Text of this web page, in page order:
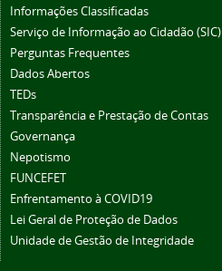
Informações Classificadas
Serviço de Informação ao Cidadão (SIC)
Perguntas Frequentes
Dados Abertos
TEDs
Transparência e Prestação de Contas
Governança
Nepotismo
FUNCEFET
Enfrentamento à COVID19
Lei Geral de Proteção de Dados
Unidade de Gestão de Integridade